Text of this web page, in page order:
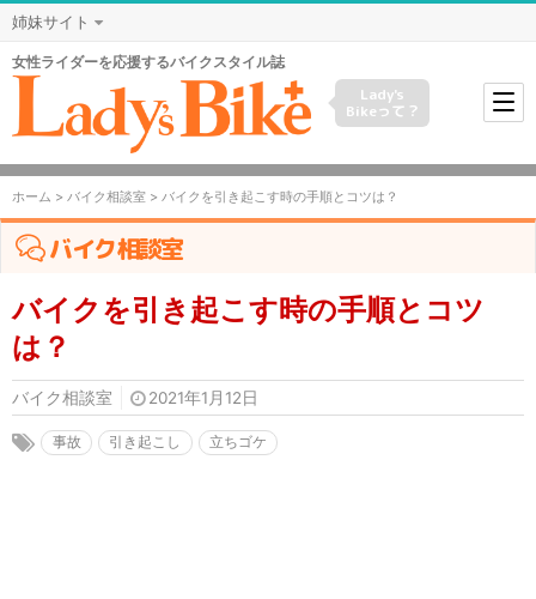
姉妹サイト
女性ライダーを応援するバイクスタイル誌
Lady's
Bikeって？
ホーム > バイク相談室 > バイクを引き起こす時の手順とコツは？
バイク相談室
バイクを引き起こす時の手順とコツ
は？
バイク相談室 2021年1月12日
事故 引き起こし 立ちゴケ